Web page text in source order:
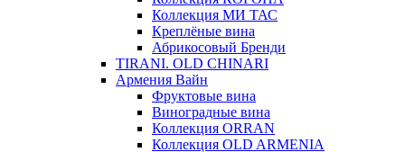
Коллекция МИ ТАС
Креплёные вина
Абрикосовый Бренди
TIRANI. OLD CHINARI
Армения Вайн
Фруктовые вина
Виноградные вина
Коллекция ORRAN
Коллекция OLD ARMENIA